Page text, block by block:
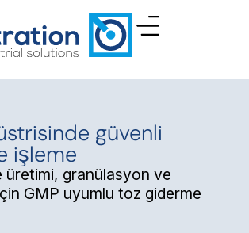
güvenli
işleme
üretimi, granülasyon ve
GMP uyumlu toz giderme